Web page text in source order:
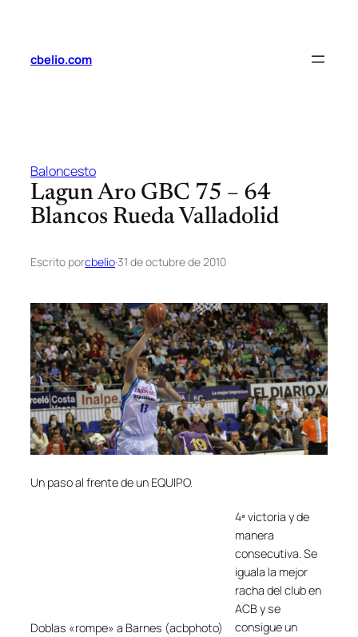
contenido
cbelio.com
Baloncesto
Lagun Aro GBC 75 – 64
Blancos Rueda Valladolid
Escrito porcbelio·31 de octubre de 2010
Un paso al frente de un EQUIPO.
Doblas «rompe» a Barnes (acbphoto)
4ª victoria y de
manera
consecutiva. Se
iguala la mejor
racha del club en
ACB y se
consigue un